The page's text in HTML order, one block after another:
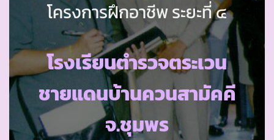
โครงการฝึกอาชีพ ระยะที่ ๔
โรงเรียนตำรวจตระเวน
ชายแดนบ้านควนสามัคคี
จ.ชุมพร